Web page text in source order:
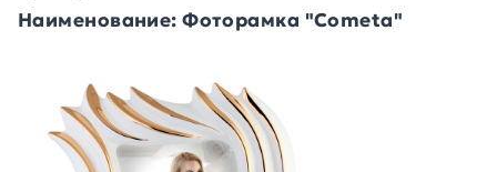
Наименование: Фоторамка "Cometa"